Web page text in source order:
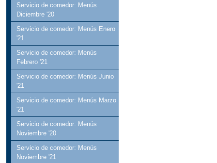
Servicio de comedor: Menús
Diciembre '20
Servicio de comedor: Menús Enero
'21
Servicio de comedor: Menús
Febrero '21
Servicio de comedor: Menús Junio
'21
Servicio de comedor: Menús Marzo
'21
Servicio de comedor: Menús
Noviembre '20
Servicio de comedor: Menús
Noviembre '21